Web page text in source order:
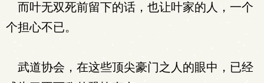
而叶无双死前留下的话，也让叶家的人，一个
个担心不已。
武道协会，在这些顶尖豪门之人的眼中，已经